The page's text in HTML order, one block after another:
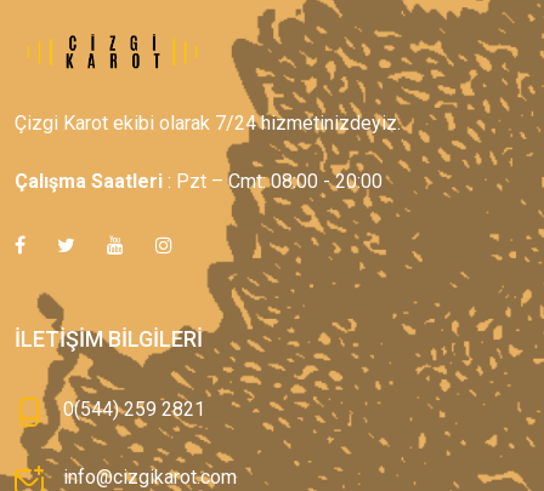
Çizgi Karot ekibi olarak 7/24 hizmetinizdeyiz.
Çalışma Saatleri : Pzt – Cmt: 08:00 - 20:00
İLETIŞIM BILGILERI
0(544) 259 2821
info@cizgikarot.com